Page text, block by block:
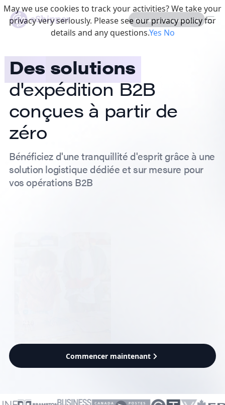
Obtenez un devis instantané
Des solutions
d'expédition B2B
conçues à partir de
zéro
Bénéficiez d'une tranquillité d'esprit grâce à une
solution logistique dédiée et sur mesure pour
vos opérations B2B
Commencer maintenant
May we use cookies to track your activities? We take your
privacy very seriously. Please see our privacy policy for
details and any questions.Yes No